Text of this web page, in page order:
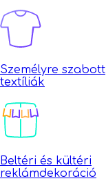
Személyre szabott
textíliák
Beltéri és kültéri
reklámdekoráció